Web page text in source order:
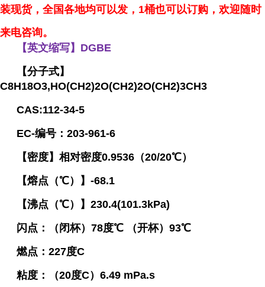
装现货，全国各地均可以发，1桶也可以订购，欢迎随时
来电咨询。
【英文缩写】DGBE
【分子式】
C8H18O3,HO(CH2)2O(CH2)2O(CH2)3CH3
CAS:112-34-5
EC-编号：203-961-6
【密度】相对密度0.9536（20/20℃）
【熔点（℃）】-68.1
【沸点（℃）】230.4(101.3kPa)
闪点：（闭杯）78度℃ （开杯）93℃
燃点：227度C
粘度：（20度C）6.49 mPa.s